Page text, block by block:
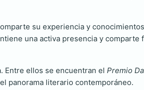
su experiencia y
una activa presencia y comparte
Entre ellos se encuentran el Premio
panorama literario contemporáneo.